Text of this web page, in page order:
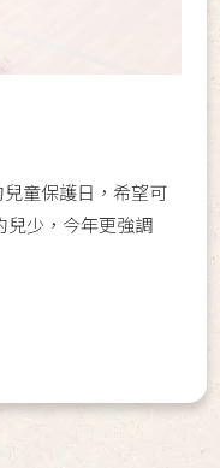
童保護日，希望可
兒少，今年更強調